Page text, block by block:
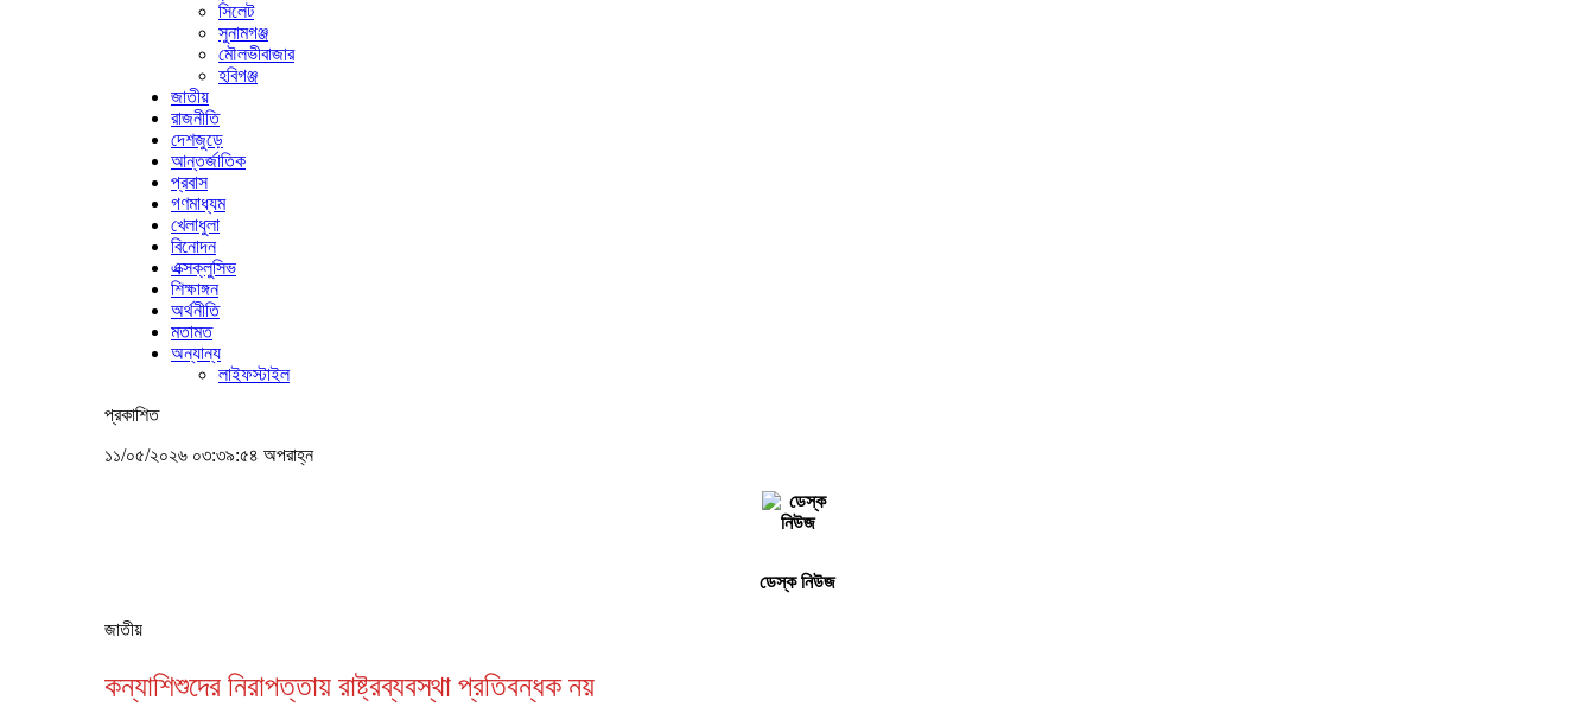
সিলেট
সুনামগঞ্জ
মৌলভীবাজার
হবিগঞ্জ
জাতীয়
রাজনীতি
দেশজুড়ে
আন্তর্জাতিক
প্রবাস
গণমাধ্যম
খেলাধুলা
বিনোদন
এক্সক্লুসিভ
শিক্ষাঙ্গন
অর্থনীতি
মতামত
অন্যান্য
লাইফস্টাইল
প্রকাশিত
১১/০৫/২০২৬ ০৩:৩৯:৫৪ অপরাহ্ন
ডেস্ক নিউজ
জাতীয়
কন্যাশিশুদের নিরাপত্তায় রাষ্ট্রব্যবস্থা প্রতিবন্ধক নয়